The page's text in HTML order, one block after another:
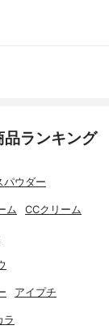
ランキング
パウダー
ム CCクリーム
アイプチ
ラ